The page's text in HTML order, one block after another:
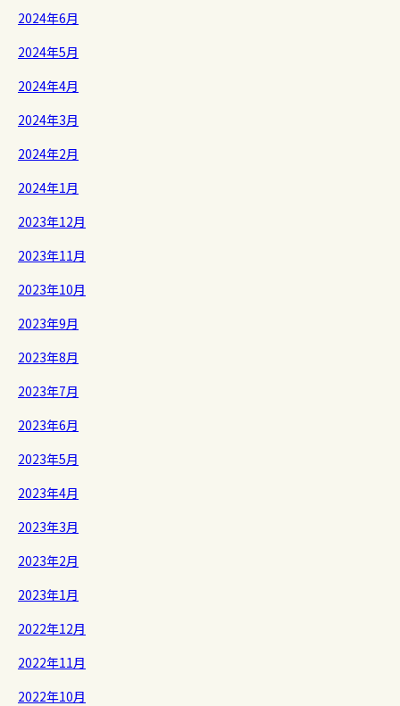
2024年6月
2024年5月
2024年4月
2024年3月
2024年2月
2024年1月
2023年12月
2023年11月
2023年10月
2023年9月
2023年8月
2023年7月
2023年6月
2023年5月
2023年4月
2023年3月
2023年2月
2023年1月
2022年12月
2022年11月
2022年10月